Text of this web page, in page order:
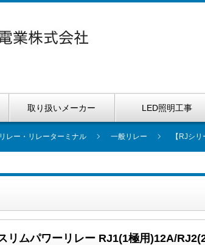
取り扱いメーカー LED照明工事
リレー・リレーターミナル 一般リレー 【RJシ
リムパワーリレー RJ1(1極用)12A/